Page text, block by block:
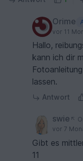
Orime
vor 11
Hallo,
kann ich dir
lassen.
Antwort
swie
vor 7
Gibt es
11